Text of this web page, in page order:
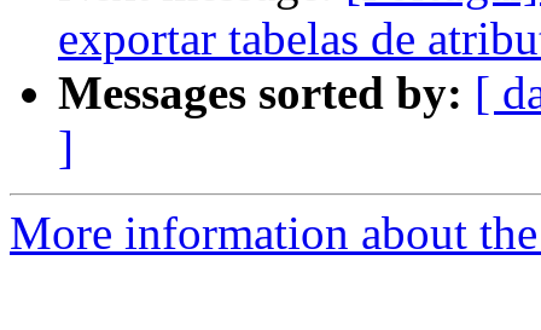
exportar tabelas de
Messages sorted by: [
]
More information about